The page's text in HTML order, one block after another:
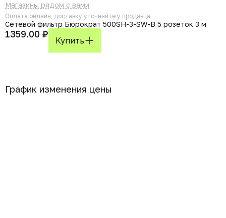
Магазины рядом с вами
Оплата онлайн, доставку уточняйте у продавца
Сетевой фильтр Бюрократ 500SH-3-SW-B 5 розеток 3 м
1359.00 ₽
Купить
График изменения цены